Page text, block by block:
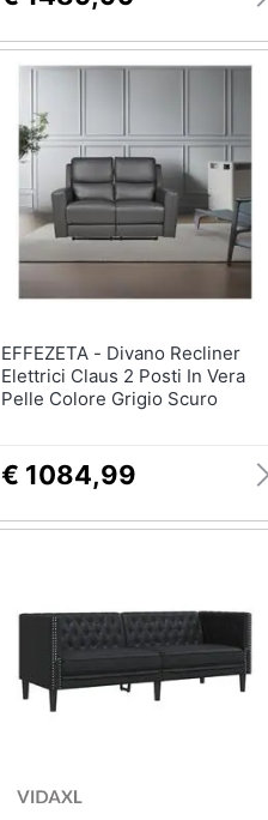
EFFEZETA - Divano Recliner
Elettrici Claus 2 Posti In Vera
Pelle Colore Grigio Scuro
€ 1084,99